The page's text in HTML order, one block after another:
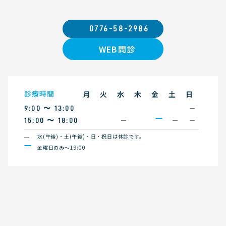
0776-58-2986
WEB問診
診療時間 月 火 水 木 金 土 日
9:00 〜 13:00
15:00 〜 18:00
水(午後)・土(午後)・日・祝日は休診です。
金曜日のみ〜19:00